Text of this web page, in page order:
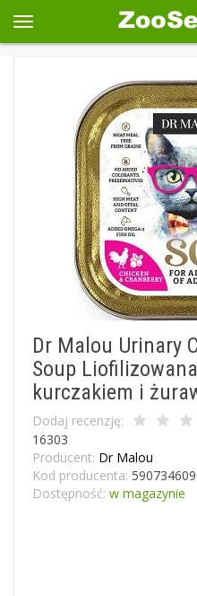
Dr Malou Urinary
Soup
kurczakiem i
Dodaj recenzję:
16303
Producent: Dr Malou
Kod producenta:
Dostępność: w magazynie